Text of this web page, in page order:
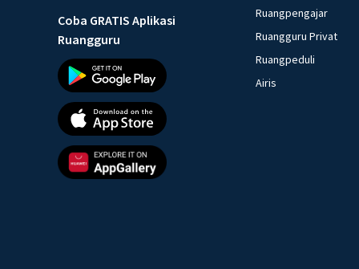
Coba GRATIS Aplikasi
Ruangguru
Ruangpengajar
Ruangguru Privat
Ruangpeduli
Airis